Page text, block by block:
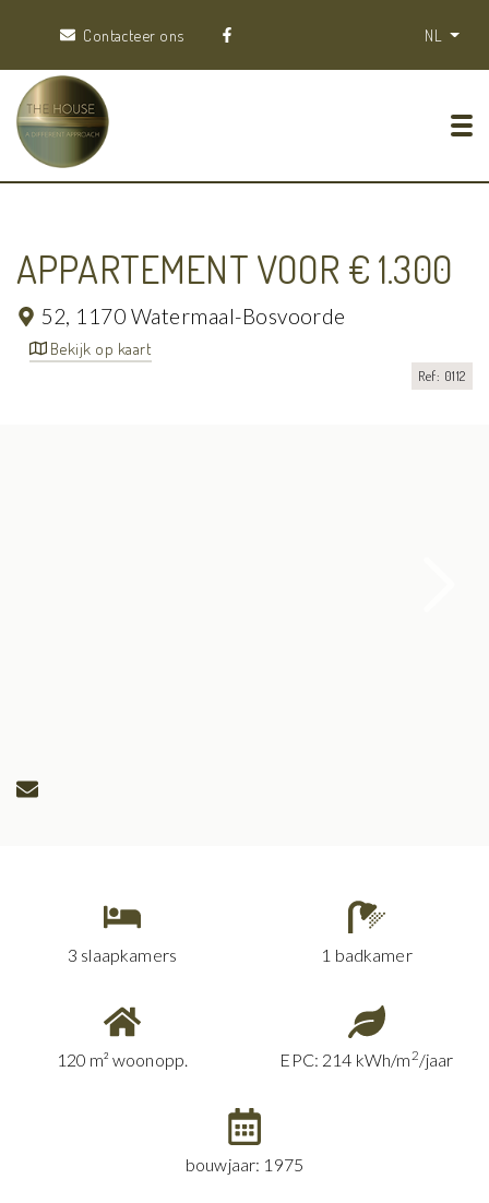
Contacteer ons NL
APPARTEMENT VOOR € 1.300
52, 1170 Watermaal-Bosvoorde
Bekijk op kaart
Ref: 0112
3 slaapkamers 1 badkamer
120 m² woonopp. EPC: 214 kWh/m 2/jaar
bouwjaar: 1975